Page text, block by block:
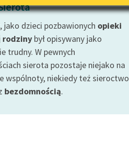
wrażliwych
Deklaracja dostępności
jako dzieci pozbawionych opieki
rodziny był opisywany jako
trudny. W pewnych
sierota pozostaje niejako na
wspólnoty, niekiedy też sieroctwo
bezdomnością.